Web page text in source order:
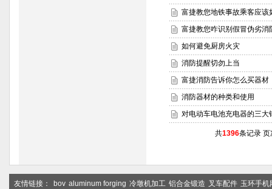
富捷教您地铁事故乘客应该
富捷教您咋识别假冒伪劣消
如何避免厨房火灾
消防提醒切勿上当
富捷消防告诉你怎么买器材
消防器材的种类和使用
对电动车电池充电器的三大
共1396条记录 页
友情链接： bov aluminum forging 冷墩机加工 铝合金锻造 叉车配件 玉环手机